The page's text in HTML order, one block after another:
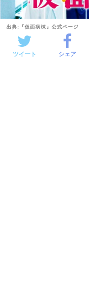
出典:『仮面病棟』公式ページ
ツイート シェア